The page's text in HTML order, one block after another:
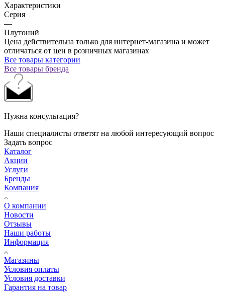
Характеристики
Серия
—
Плутоний
Цена действительна только для интернет-магазина и может
отличаться от цен в розничных магазинах
Все товары категории
Все товары бренда
Нужна консультация?
Наши специалисты ответят на любой интересующий вопрос
Задать вопрос
Каталог
Акции
Услуги
Бренды
Компания
О компании
Новости
Отзывы
Наши работы
Информация
Магазины
Условия оплаты
Условия доставки
Гарантия на товар